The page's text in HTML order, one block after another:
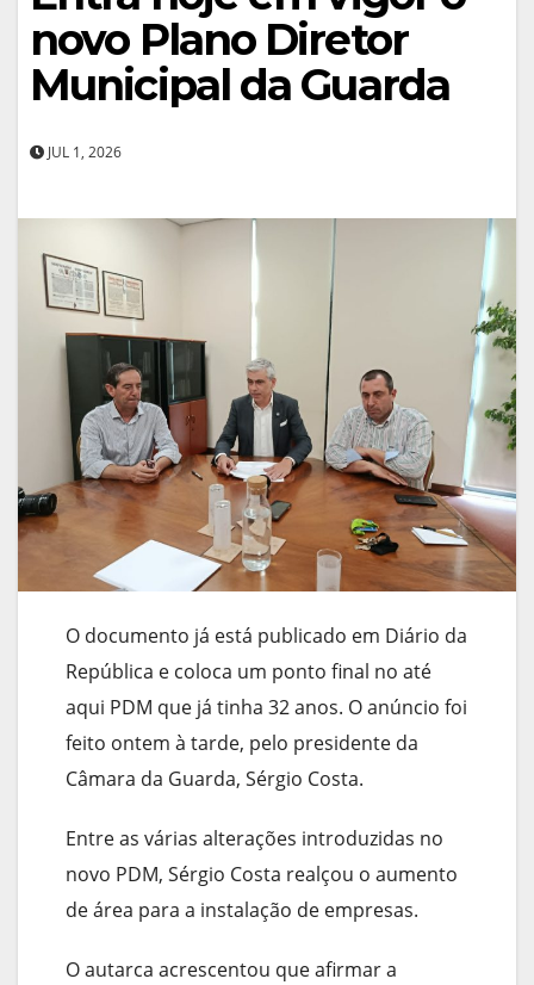
novo Plano Diretor
Municipal da Guarda
JUL 1, 2026
O documento já está publicado em Diário da
República e coloca um ponto final no até
aqui PDM que já tinha 32 anos. O anúncio foi
feito ontem à tarde, pelo presidente da
Câmara da Guarda, Sérgio Costa.
Entre as várias alterações introduzidas no
novo PDM, Sérgio Costa realçou o aumento
de área para a instalação de empresas.
O autarca acrescentou que afirmar a